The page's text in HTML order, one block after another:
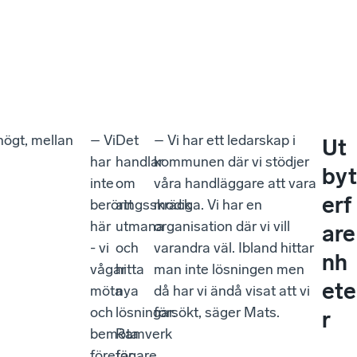
mellan
– Vi
har
inte
beröringsskräck
här
- vi
vågar
möta
och
bemöta
Det
handlar
om
att
utmana
och
hitta
nya
lösningar.
Ramverk
– Vi har ett ledarskap i
kommunen där vi stödjer
våra handläggare att vara
modiga. Vi har en
organisation där vi vill
varandra väl. Ibland hittar
man inte lösningen men
då har vi ändå visat att vi
försökt, säger Mats.
Ut
byt
erf
are
nh
ete
r